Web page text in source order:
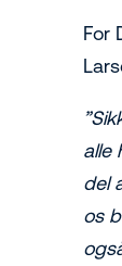
For
alle
del
os